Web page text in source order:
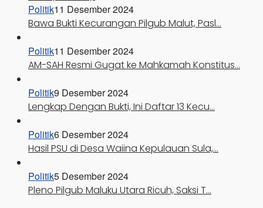
Politik11 Desember 2024
Bawa Bukti Kecurangan Pilgub Malut, Pasl…
Politik11 Desember 2024
AM-SAH Resmi Gugat ke Mahkamah Konstitus…
Politik9 Desember 2024
Lengkap Dengan Bukti, Ini Daftar 13 Kecu…
Politik6 Desember 2024
Hasil PSU di Desa Waiina Kepulauan Sula,…
Politik5 Desember 2024
Pleno Pilgub Maluku Utara Ricuh, Saksi T…